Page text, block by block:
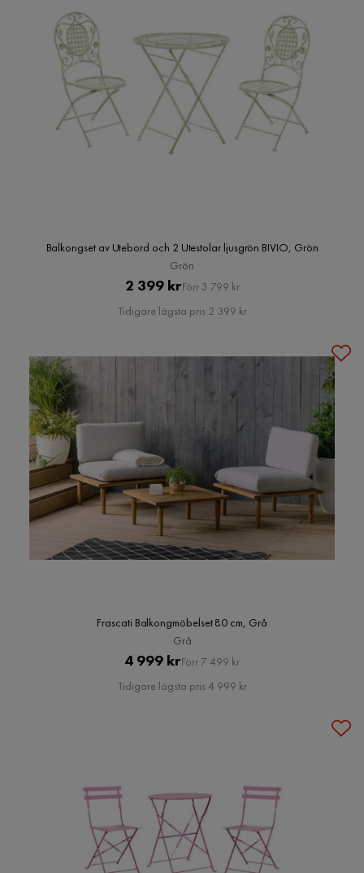
Balkongset av Utebord och 2 Utestolar ljusgrön BIVIO, Grön
Grön
Pris
2 399 krOriginal
Pris
Förr 3 799 kr
Tidigare lägsta pris 2 399 kr
Frascati Balkongmöbelset 80 cm, Grå
Grå
Pris
4 999 krOriginal
Pris
Förr 7 499 kr
Tidigare lägsta pris 4 999 kr